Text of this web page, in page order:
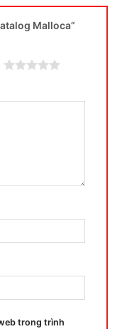
Malloca”
trong trình